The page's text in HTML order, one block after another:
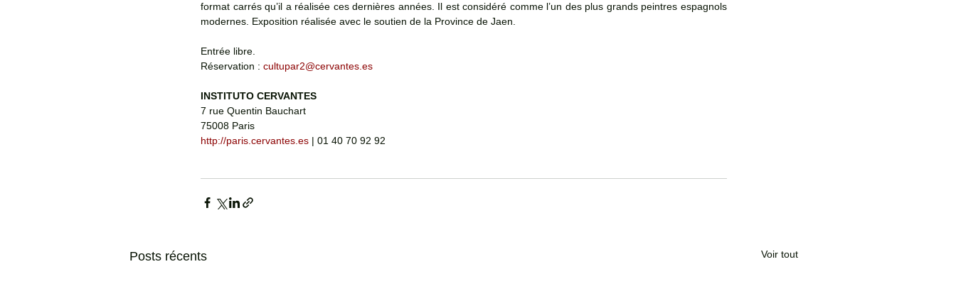
format carrés qu’il a réalisée ces dernières années. Il est considéré comme l’un des plus grands peintres espagnols
modernes. Exposition réalisée avec le soutien de la Province de Jaen.
Entrée libre.
Réservation : cultupar2@cervantes.es
INSTITUTO CERVANTES
7 rue Quentin Bauchart
75008 Paris
http://paris.cervantes.es | 01 40 70 92 92
Posts récents Voir tout